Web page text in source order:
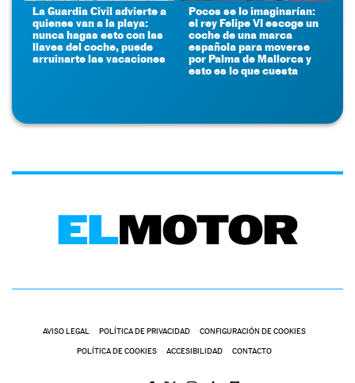
La Guardia Civil advierte a
quienes van a la playa:
nunca hagas esto con las
llaves del coche, puede
arruinarte las vacaciones
Pocos se lo imaginarían:
el rey Felipe VI escoge un
coche de una marca
española para moverse
por Palma de Mallorca y
esto es lo que cuesta
AVISO LEGAL POLÍTICA DE PRIVACIDAD CONFIGURACIÓN DE COOKIES
POLÍTICA DE COOKIES ACCESIBILIDAD CONTACTO